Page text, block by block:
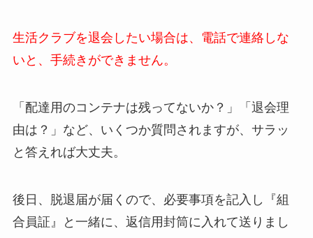
生活クラブを退会したい場合は、電話で連絡しな
いと、手続きができません。
「配達用のコンテナは残ってないか？」「退会理
由は？」など、いくつか質問されますが、サラッ
と答えれば大丈夫。
後日、脱退届が届くので、必要事項を記入し『組
合員証』と一緒に、返信用封筒に入れて送りまし